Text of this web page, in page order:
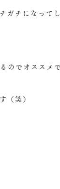
ガチになって
のでオススメ
（笑）